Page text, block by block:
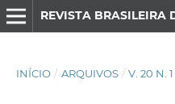
INÍCIO / ARQUIVOS / V. 20 N.